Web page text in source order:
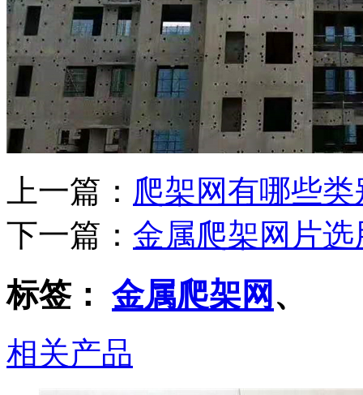
上一篇： 爬架网有哪些类
下一篇： 金属爬架网片
标签： 金属爬架网 、
相关产品